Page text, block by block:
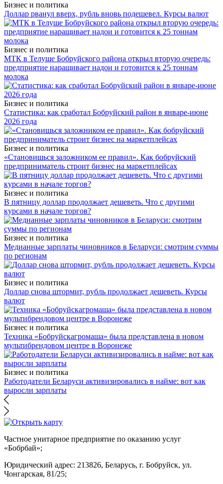
Бизнес и политика
Доллар рванул вверх, рубль вновь подешевел. Курсы валют
Бизнес и политика
МТК в Телуше Бобруйского района открыл вторую очередь:
предприятие наращивает надои и готовится к 25 тоннам
молока
Бизнес и политика
Статистика: как сработал Бобруйский район в январе-июне
2026 года
Бизнес и политика
«Становишься заложником ее правил». Как бобруйский
предприниматель строит бизнес на маркетплейсах
Бизнес и политика
В пятницу доллар продолжает дешеветь. Что с другими
курсами в начале торгов?
Бизнес и политика
Медианные зарплаты чиновников в Беларуси: смотрим суммы
по регионам
Бизнес и политика
Доллар снова штормит, рубль продолжает дешеветь. Курсы
валют
Бизнес и политика
Техника «Бобруйскагромаша» была представлена в новом
мультибрендовом центре в Воронеже
Бизнес и политика
Работодатели Беларуси активизировались в найме: вот как
выросли зарплаты
Частное унитарное предприятие по оказанию услуг
«Бобрбай»;
Юридический адрес: 213826, Беларусь, г. Бобруйск, ул.
Чонгарская, 81/25;